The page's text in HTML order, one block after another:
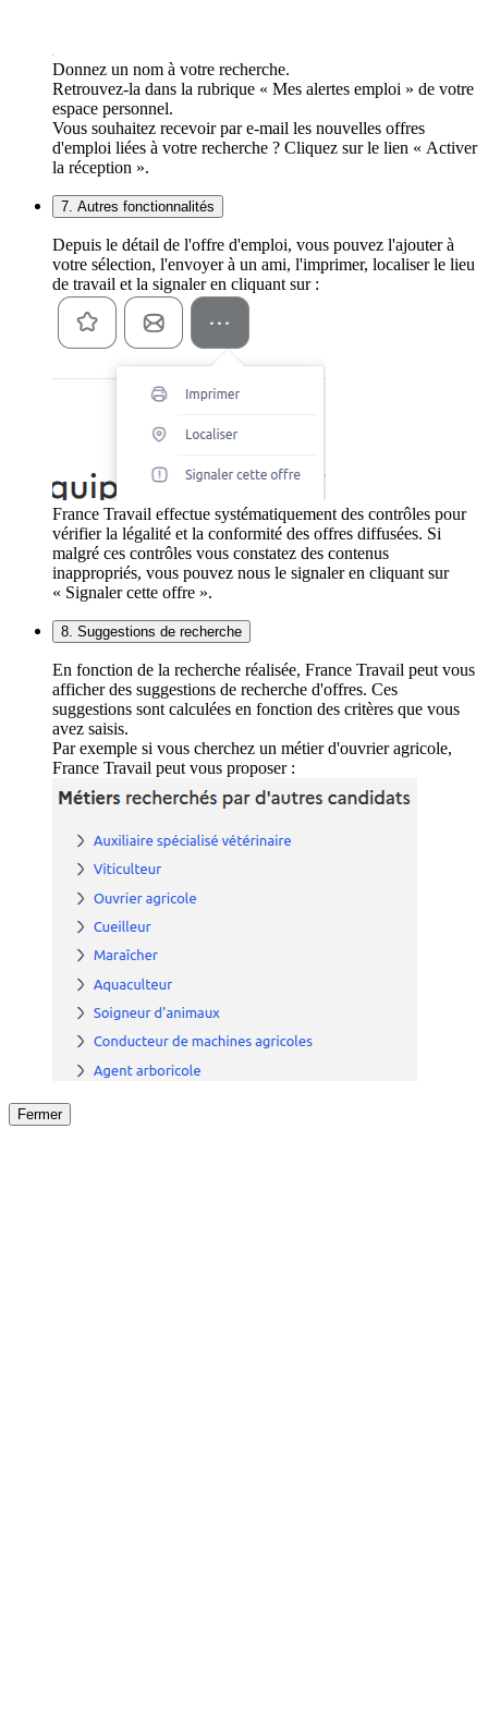
Donnez un nom à votre recherche.
Retrouvez-la dans la rubrique « Mes alertes emploi » de votre
espace personnel.
Vous souhaitez recevoir par e-mail les nouvelles offres
d'emploi liées à votre recherche ? Cliquez sur le lien « Activer
la réception ».
7. Autres fonctionnalités
Depuis le détail de l'offre d'emploi, vous pouvez l'ajouter à
votre sélection, l'envoyer à un ami, l'imprimer, localiser le lieu
de travail et la signaler en cliquant sur :
France Travail effectue systématiquement des contrôles pour
vérifier la légalité et la conformité des offres diffusées. Si
malgré ces contrôles vous constatez des contenus
inappropriés, vous pouvez nous le signaler en cliquant sur
« Signaler cette offre ».
8. Suggestions de recherche
En fonction de la recherche réalisée, France Travail peut vous
afficher des suggestions de recherche d'offres. Ces
suggestions sont calculées en fonction des critères que vous
avez saisis.
Par exemple si vous cherchez un métier d'ouvrier agricole,
France Travail peut vous proposer :
Fermer